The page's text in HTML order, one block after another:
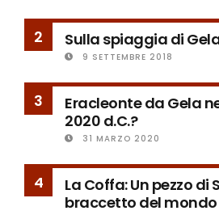
2 Sulla spiaggia di
9 SETTEMBRE 2018
3
Eracleonte da Gela
2020 d.C.?
31 MARZO 2020
4
La Coffa: Un pezzo di
braccetto del mondo